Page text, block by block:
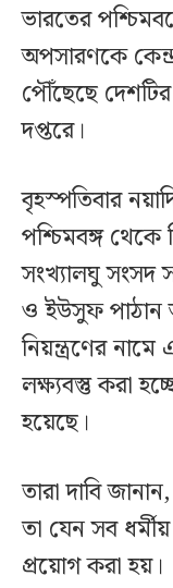
ভারতের
অপসারণকে
পৌঁছেছে দেশটির
দপ্তরে।
বৃহস্পতিবার
পশ্চিমবঙ্গ থেকে
সংখ্যালঘু সংসদ
ও ইউসুফ
নিয়ন্ত্রণের নামে
লক্ষ্যবস্তু করা
হয়েছে।
তারা দাবি
তা যেন সব ধর্মীয়
প্রয়োগ করা হয়।